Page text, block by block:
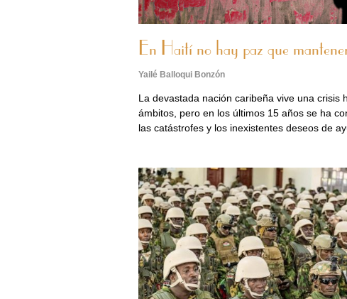
En Haití no hay paz que
Yailé Balloqui Bonzón
La devastada nación caribeña vive una crisis
ámbitos, pero en los últimos 15 años se ha
las catástrofes y los inexistentes deseos de